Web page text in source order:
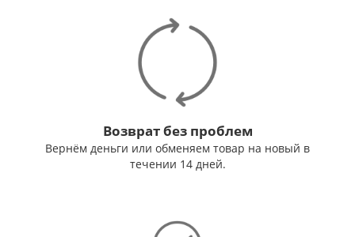
Возврат без проблем
Вернём деньги или обменяем товар на новый в
течении 14 дней.